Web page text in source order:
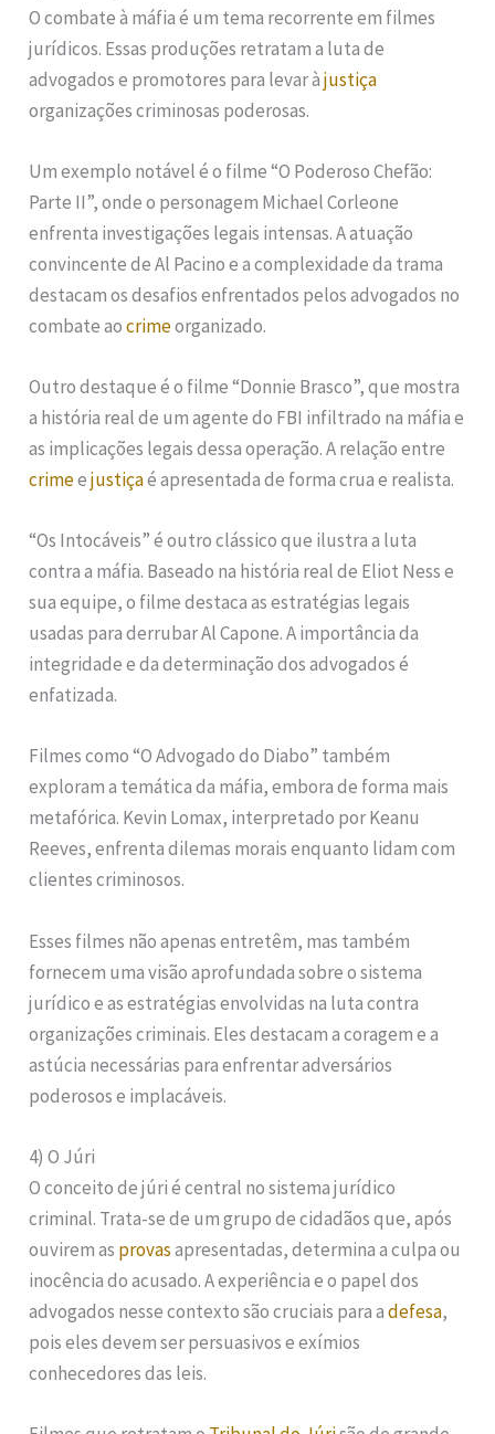
O combate à máfia é um tema recorrente em filmes
jurídicos. Essas produções retratam a luta de
advogados e promotores para levar àjustiça
organizações criminosas poderosas.
Um exemplo notável é o filme “O Poderoso Chefão:
Parte II”, onde o personagem Michael Corleone
enfrenta investigações legais intensas. A atuação
convincente de Al Pacino e a complexidade da trama
destacam os desafios enfrentados pelos advogados no
combate aocrimeorganizado.
Outro destaque é o filme “Donnie Brasco”, que mostra
a história real de um agente do FBI infiltrado na máfia e
as implicações legais dessa operação. A relação entre
crimeejustiçaé apresentada de forma crua e realista.
“Os Intocáveis” é outro clássico que ilustra a luta
contra a máfia. Baseado na história real de Eliot Ness e
sua equipe, o filme destaca as estratégias legais
usadas para derrubar Al Capone. A importância da
integridade e da determinação dos advogados é
enfatizada.
Filmes como “O Advogado do Diabo” também
exploram a temática da máfia, embora de forma mais
metafórica. Kevin Lomax, interpretado por Keanu
Reeves, enfrenta dilemas morais enquanto lidam com
clientes criminosos.
Esses filmes não apenas entretêm, mas também
fornecem uma visão aprofundada sobre o sistema
jurídico e as estratégias envolvidas na luta contra
organizações criminais. Eles destacam a coragem e a
astúcia necessárias para enfrentar adversários
poderosos e implacáveis.
4) O Júri
O conceito de júri é central no sistema jurídico
criminal. Trata-se de um grupo de cidadãos que, após
ouvirem as provasapresentadas, determina a culpa ou
inocência do acusado. A experiência e o papel dos
advogados nesse contexto são cruciais para adefesa,
pois eles devem ser persuasivos e exímios
conhecedores das leis.